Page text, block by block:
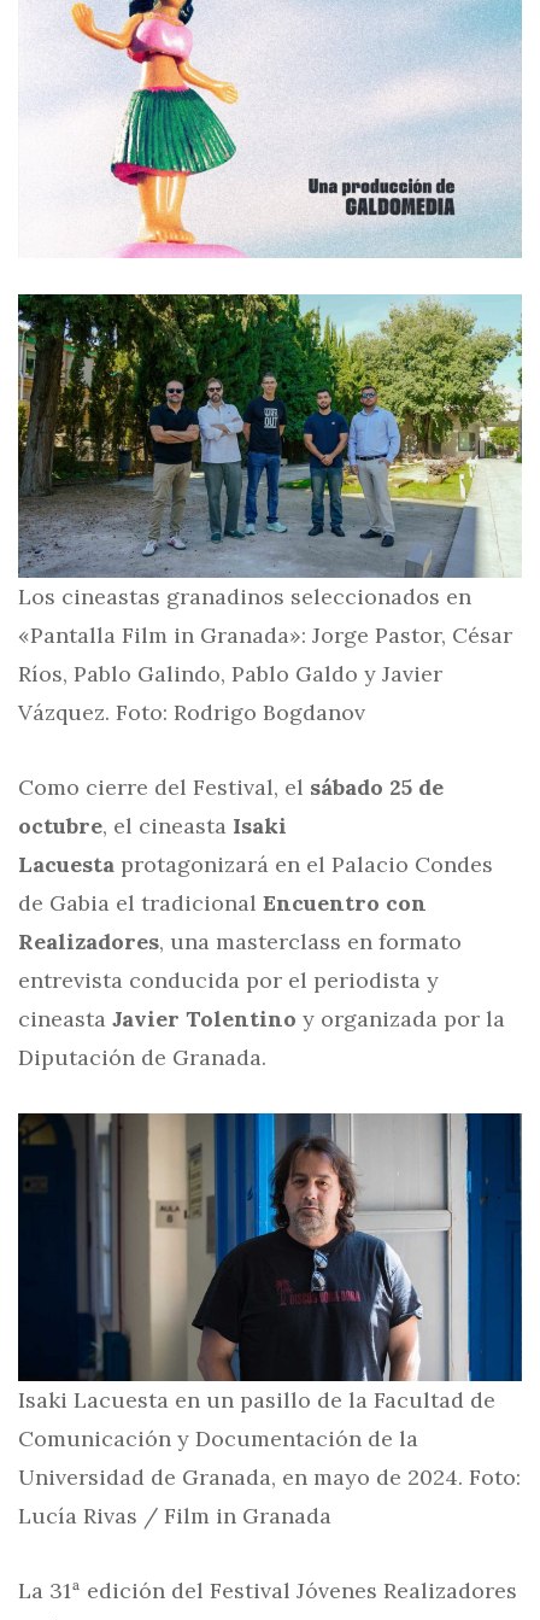
Los cineastas granadinos seleccionados en
«Pantalla Film in Granada»: Jorge Pastor, César
Ríos, Pablo Galindo, Pablo Galdo y Javier
Vázquez. Foto: Rodrigo Bogdanov
Como cierre del Festival, el sábado 25 de
octubre, el cineasta Isaki
Lacuesta protagonizará en el Palacio Condes
de Gabia el tradicional Encuentro con
Realizadores, una masterclass en formato
entrevista conducida por el periodista y
cineasta Javier Tolentino y organizada por la
Diputación de Granada.
Isaki Lacuesta en un pasillo de la Facultad de
Comunicación y Documentación de la
Universidad de Granada, en mayo de 2024. Foto:
Lucía Rivas / Film in Granada
La 31ª edición del Festival Jóvenes Realizadores